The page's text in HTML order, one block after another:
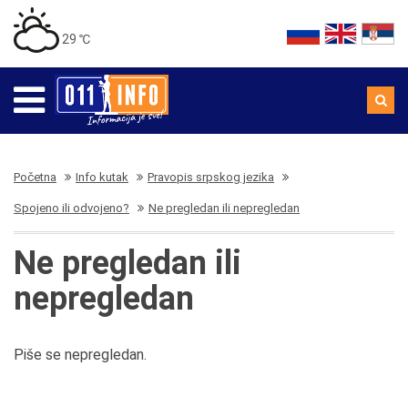
29 ℃
Početna Info kutak Pravopis srpskog jezika
Spojeno ili odvojeno? Ne pregledan ili nepregledan
Ne pregledan ili
nepregledan
Piše se nepregledan.